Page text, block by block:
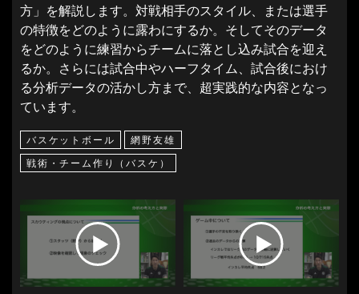
方」を解説します。対戦相手のスタイル、または選手
の特徴をどのように露わにするか。そしてそのデータ
をどのように練習からチームに落とし込み試合を迎え
るか。さらには試合中やハーフタイム、試合後におけ
る分析データの活かし方まで、超実践的な内容となっ
ています。
バスケットボール 網野友雄
戦術・チーム作り（バスケ）